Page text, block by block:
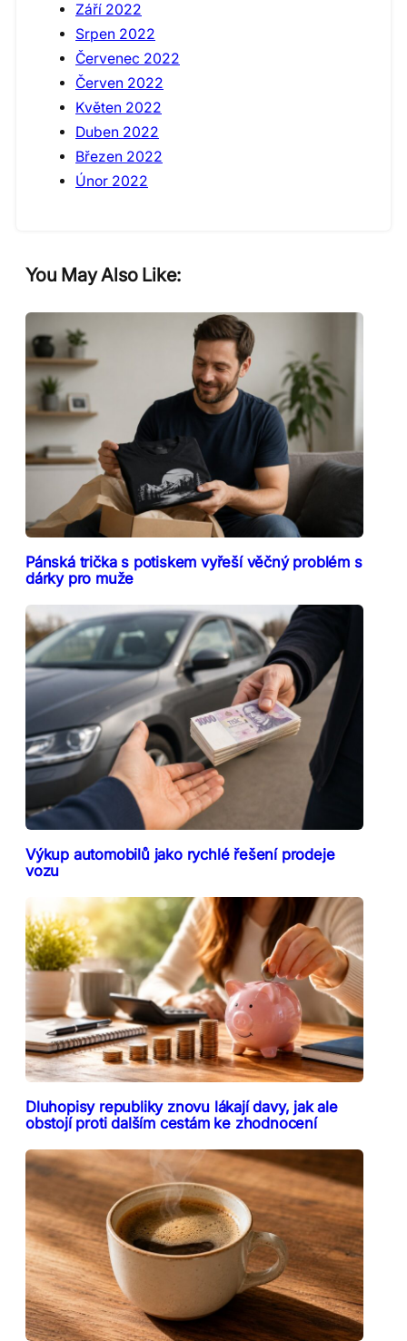
Září 2022
Srpen 2022
Červenec 2022
Červen 2022
Květen 2022
Duben 2022
Březen 2022
Únor 2022
You May Also Like:
Pánská trička s potiskem vyřeší věčný problém s
dárky pro muže
Výkup automobilů jako rychlé řešení prodeje
vozu
Dluhopisy republiky znovu lákají davy, jak ale
obstojí proti dalším cestám ke zhodnocení